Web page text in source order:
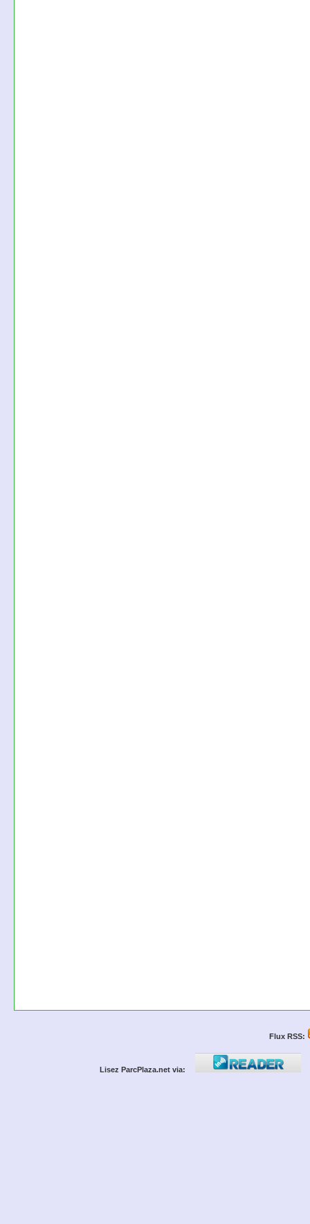
Flux RSS:
Lisez ParcPlaza.net via: